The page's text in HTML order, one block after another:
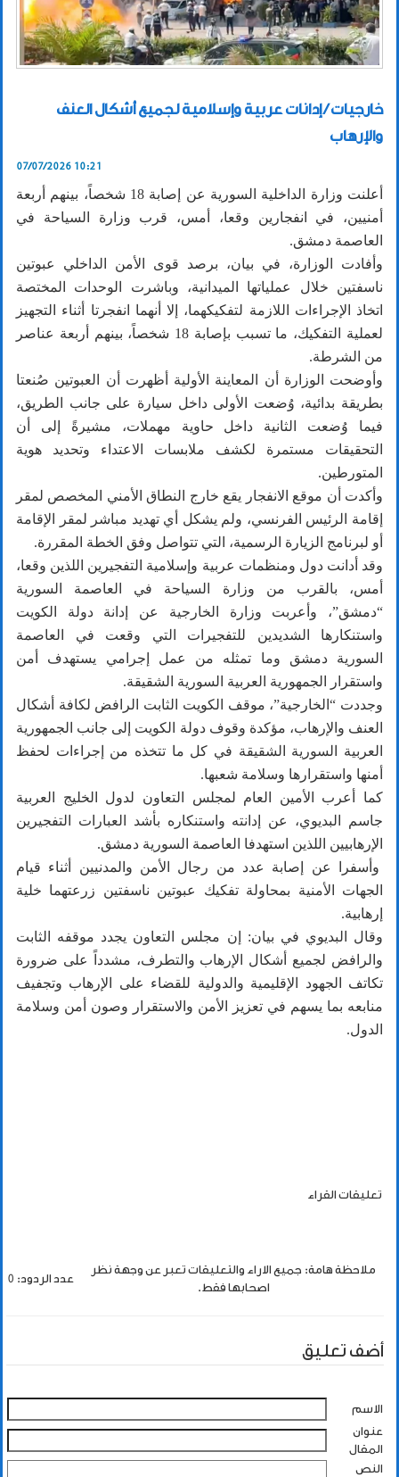
خارجيات / إدانات عربية وإسلامية لجميع أشكال العنف
والإرهاب
07/07/2026 10:21
أعلنت وزارة الداخلية السورية عن إصابة 18 شخصاً، بينهم أربعة
أمنيين، في انفجارين وقعا، أمس، قرب وزارة السياحة في
العاصمة دمشق.
وأفادت الوزارة، في بيان، برصد قوى الأمن الداخلي عبوتين
ناسفتين خلال عملياتها الميدانية، وباشرت الوحدات المختصة
اتخاذ الإجراءات اللازمة لتفكيكهما، إلا أنهما انفجرتا أثناء التجهيز
لعملية التفكيك، ما تسبب بإصابة 18 شخصاً، بينهم أربعة عناصر
من الشرطة.
وأوضحت الوزارة أن المعاينة الأولية أظهرت أن العبوتين صُنعتا
بطريقة بدائية، وُضعت الأولى داخل سيارة على جانب الطريق،
فيما وُضعت الثانية داخل حاوية مهملات، مشيرةً إلى أن
التحقيقات مستمرة لكشف ملابسات الاعتداء وتحديد هوية
المتورطين.
وأكدت أن موقع الانفجار يقع خارج النطاق الأمني المخصص لمقر
إقامة الرئيس الفرنسي، ولم يشكل أي تهديد مباشر لمقر الإقامة
أو لبرنامج الزيارة الرسمية، التي تتواصل وفق الخطة المقررة.
وقد أدانت دول ومنظمات عربية وإسلامية التفجيرين اللذين وقعا،
أمس، بالقرب من وزارة السياحة في العاصمة السورية
“دمشق”، وأعربت وزارة الخارجية عن إدانة دولة الكويت
واستنكارها الشديدين للتفجيرات التي وقعت في العاصمة
السورية دمشق وما تمثله من عمل إجرامي يستهدف أمن
واستقرار الجمهورية العربية السورية الشقيقة.
وجددت “الخارجية”، موقف الكويت الثابت الرافض لكافة أشكال
العنف والإرهاب، مؤكدة وقوف دولة الكويت إلى جانب الجمهورية
العربية السورية الشقيقة في كل ما تتخذه من إجراءات لحفظ
أمنها واستقرارها وسلامة شعبها.
كما أعرب الأمين العام لمجلس التعاون لدول الخليج العربية
جاسم البديوي، عن إدانته واستنكاره بأشد العبارات التفجيرين
الإرهابيين اللذين استهدفا العاصمة السورية دمشق.
وأسفرا عن إصابة عدد من رجال الأمن والمدنيين أثناء قيام
الجهات الأمنية بمحاولة تفكيك عبوتين ناسفتين زرعتهما خلية
إرهابية.
وقال البديوي في بيان: إن مجلس التعاون يجدد موقفه الثابت
والرافض لجميع أشكال الإرهاب والتطرف، مشدداً على ضرورة
تكاتف الجهود الإقليمية والدولية للقضاء على الإرهاب وتجفيف
منابعه بما يسهم في تعزيز الأمن والاستقرار وصون أمن وسلامة
الدول.
تعليقات القراء
ملاحظة هامة: جميع الاراء والتعليقات تعبر عن وجهة نظر
اصحابها فقط.
عدد الردود: 0
أضف تعليق
الاسم
عنوان
المقال
النص